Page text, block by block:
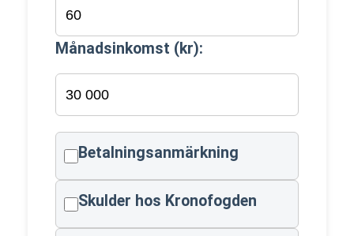
Månadsinkomst (kr):
Betalningsanmärkning
Skulder hos Kronofogden